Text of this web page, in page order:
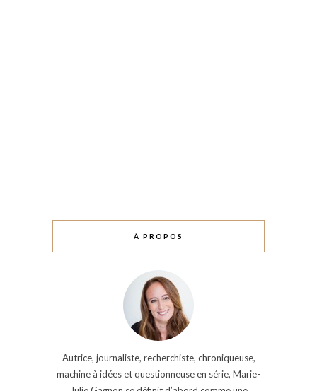
À PROPOS
Autrice, journaliste, recherchiste, chroniqueuse,
machine à idées et questionneuse en série, Marie-